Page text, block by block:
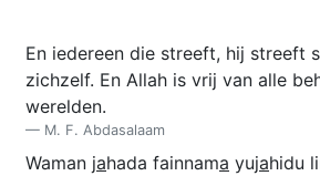
En iedereen die streeft, hij streeft
zichzelf. En Allah is vrij van alle
werelden.
M. F. Abdasalaam
Waman jahada fainnama yujahidu